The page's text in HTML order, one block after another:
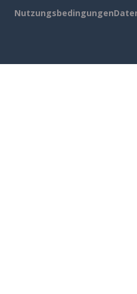
Nutzungsbedingungen